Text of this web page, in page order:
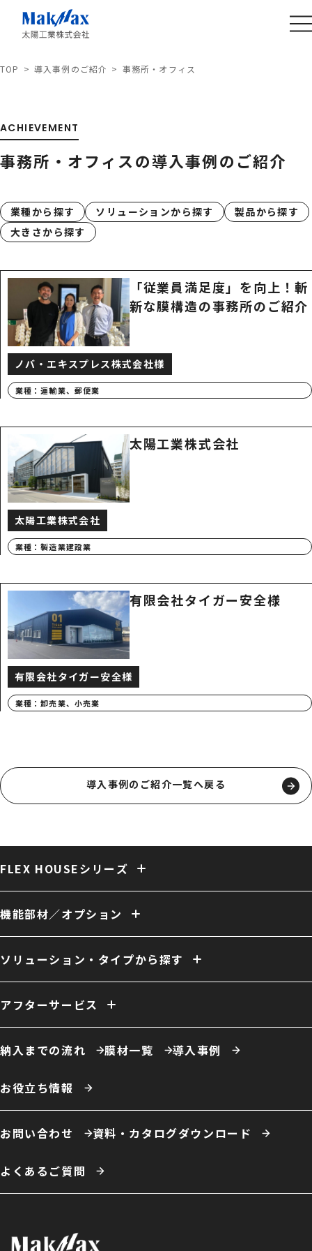
TOP 導入事例のご紹介 事務所・オフィス
ACHIEVEMENT
事務所・オフィスの導入事例のご紹介
業種から探す ソリューションから探す
製品から探す
大きさから探す
「従業員満足度」を向上！斬
新な膜構造の事務所のご紹介
ノバ・エキスプレス株式会社様
業種：運輸業、郵便業
太陽工業株式会社
太陽工業株式会社
業種：製造業建設業
有限会社タイガー安全様
有限会社タイガー安全様
業種：卸売業、小売業
導入事例のご紹介一覧へ戻る
FLEX HOUSEシリーズ
固定式テント倉庫 大型固定式テント倉庫
伸縮式テント倉庫
保冷・保温テント倉庫
多用途 膜構造建築
機能部材／オプション
開口／出入口 庇／側面開口 雨樋 電動シャッター
外壁
換気
ファン 照明 室内床 クレーン
ソリューション・タイプから探す
ーソリューション例
農業用倉庫
車庫・格納庫
保温・保冷対応倉庫
仮置場 室内テント
事務所・オフィス
スポーツ施設・室内運動場
室内遊戯場 展示場
エコロジー施設
テント倉庫
ハイブリッド倉庫
アフターサービス
膜材張り替え・建て替え 膜材劣化診断サービス 屋根改修
納入までの流れ 膜材一覧 導入事例
お役立ち情報
お問い合わせ 資料・カタログダウンロード
よくあるご質問